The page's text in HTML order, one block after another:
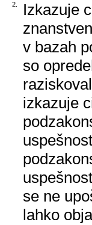
2.
Izkazuje
v bazah
so
izkazuje
se ne
lahko